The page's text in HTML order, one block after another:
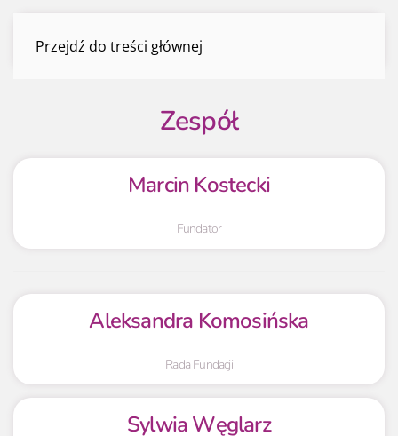
Przejdź do treści głównejZespół
Zespół
Marcin Kostecki
Fundator
Aleksandra Komosińska
Rada Fundacji
Sylwia Węglarz